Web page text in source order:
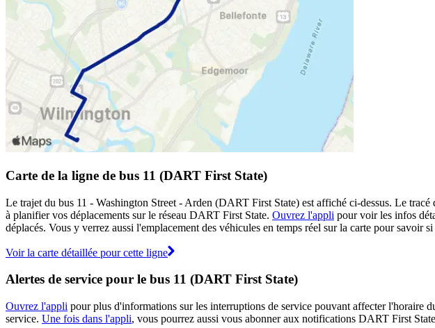
Carte de la ligne de bus 11 (DART First State)
Le trajet du bus 11 - Washington Street - Arden (DART First State) est affiché ci-dessus. Le
à planifier vos déplacements sur le réseau DART First State. Ouvrez l'appli pour voir les infos
déplacés. Vous y verrez aussi l'emplacement des véhicules en temps réel sur la carte pour savoir
Voir la carte détaillée pour cette ligne
Alertes de service pour le bus 11 (DART First State)
Ouvrez l'appli pour plus d'informations sur les interruptions de service pouvant affecter l'horaire
service. Une fois dans l'appli, vous pourrez aussi vous abonner aux notifications DART First